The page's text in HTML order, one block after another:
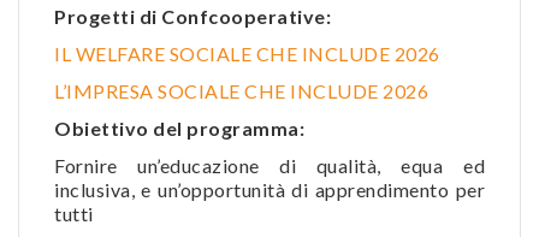
Progetti di Confcooperative:
IL WELFARE SOCIALE CHE INCLUDE 2026
L’IMPRESA SOCIALE CHE INCLUDE 2026
Obiettivo del programma:
Fornire un’educazione di qualità, equa ed
inclusiva, e un’opportunità di apprendimento per
tutti